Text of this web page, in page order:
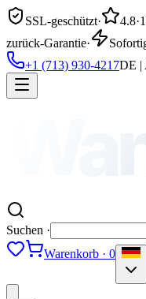
SSL-geschützt· 4.8·
zurück-Garantie·
+1 (713) 930-4217DE |
Suchen ·
Warenkorb · 0